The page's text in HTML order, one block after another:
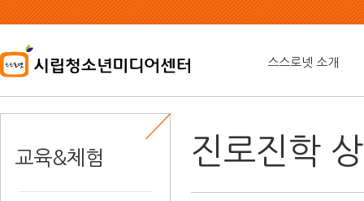
본
문
용
바
가
기
스스로넷 소개
교육&체험 진로진학